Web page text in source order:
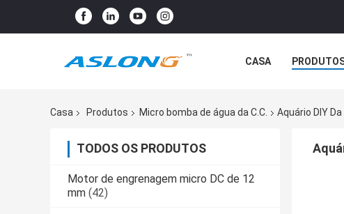
CASA
Casa Produtos Micro bomba de água da C.C. Aquário DIY
TODOS OS PRODUTOS
Motor de engrenagem micro DC de 12
mm (42)